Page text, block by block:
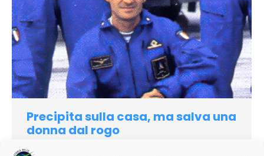
Precipita sulla casa, ma salva una
donna dal rogo
1992